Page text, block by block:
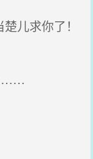
儿求你了！
……